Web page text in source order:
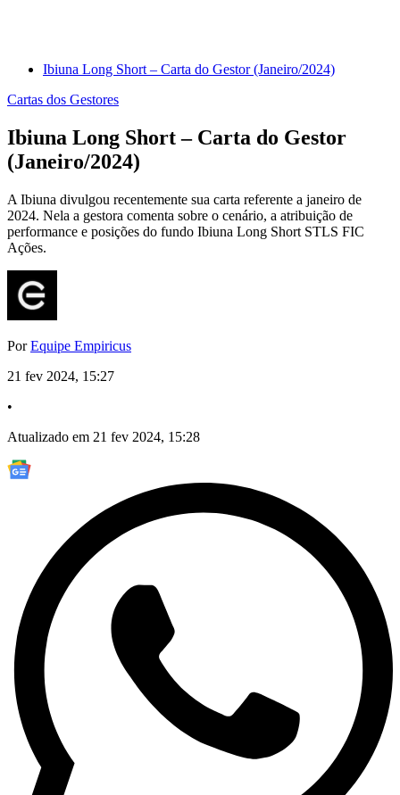
Ibiuna Long Short – Carta do Gestor (Janeiro/2024)
Cartas dos Gestores
Ibiuna Long Short – Carta do Gestor
(Janeiro/2024)
A Ibiuna divulgou recentemente sua carta referente a janeiro de
2024. Nela a gestora comenta sobre o cenário, a atribuição de
performance e posições do fundo Ibiuna Long Short STLS FIC
Ações.
PorEquipe Empiricus
21 fev 2024, 15:27
•
Atualizado em 21 fev 2024, 15:28